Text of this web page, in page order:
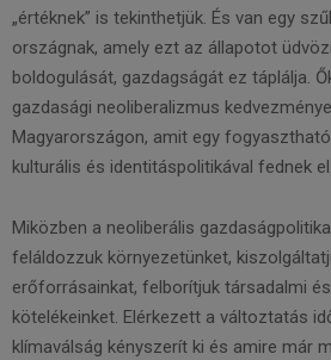
„értéknek” is tekinthetjük. És van egy
országnak, amely ezt az állapotot
boldogulását, gazdagságát ez táplálja.
gazdasági neoliberalizmus
Magyarországon, amit egy
kulturális és identitáspolitikával fednek el.
Miközben a neoliberális
feláldozzuk környezetünket,
erőforrásainkat, felborítjuk társadalmi
kötelékeinket. Elérkezett a változtatás
klímaválság kényszerít ki és amire már